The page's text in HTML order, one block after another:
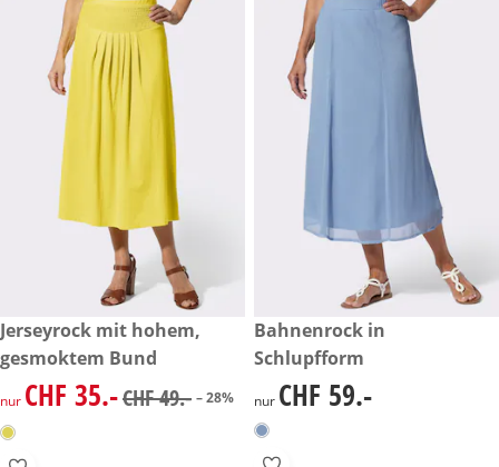
reduzierter Preis CHF 35.-, vorheriger Preis: CHF 49.-
-28%
Jerseyrock mit hohem,
gesmoktem Bund
reduzierter Preis CHF 35.-, vorheriger Preis: CHF 49.-
nur CHF 35.-CHF 49.- – 28%
CHF 59.-
Bahnenrock in
Schlupfform
CHF 59.-
nur CHF 59.-